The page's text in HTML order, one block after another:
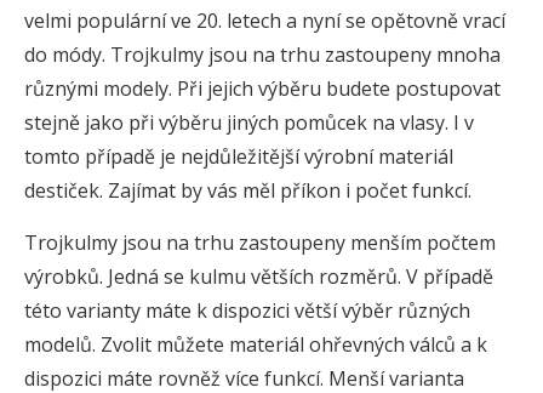
velmi populární ve 20. letech a nyní se opětovně vrací
do módy. Trojkulmy jsou na trhu zastoupeny mnoha
různými modely. Při jejich výběru budete postupovat
stejně jako při výběru jiných pomůcek na vlasy. I v
tomto případě je nejdůležitější výrobní materiál
destiček. Zajímat by vás měl příkon i počet funkcí.
Trojkulmy jsou na trhu zastoupeny menším počtem
výrobků. Jedná se kulmu větších rozměrů. V případě
této varianty máte k dispozici větší výběr různých
modelů. Zvolit můžete materiál ohřevných válců a k
dispozici máte rovněž více funkcí. Menší varianta